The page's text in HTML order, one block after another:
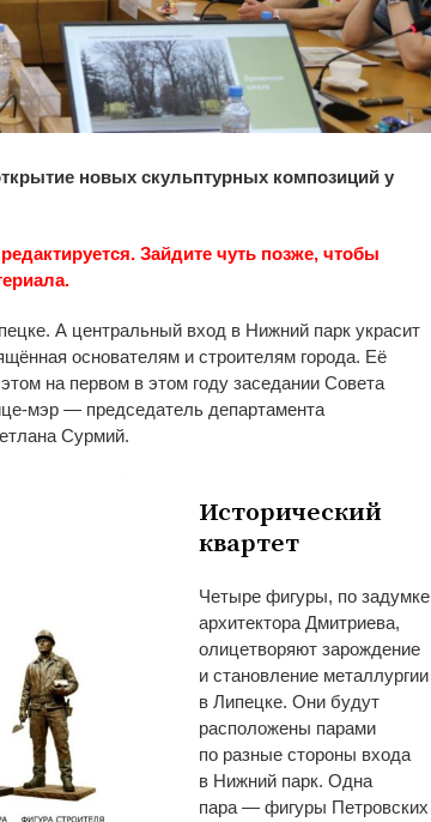
новых скульптурных композиций у
Зайдите чуть позже, чтобы
А центральный вход в Нижний парк украсит
основателям и строителям города. Её
этом на первом в этом году заседании Совета
мэр — председатель департамента
Сурмий.
Исторический
квартет
Четыре фигуры, по задумке
архитектора Дмитриева,
олицетворяют зарождение
и становление металлургии
в Липецке. Они будут
расположены парами
по разные стороны входа
в Нижний парк. Одна
пара — фигуры Петровских